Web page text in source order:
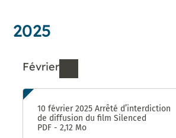
2025
Février
Ressources de Février 2025
10 février 2025 Arrêté d’interdiction
de diffusion du film Silenced
PDF - 2,12 Mo